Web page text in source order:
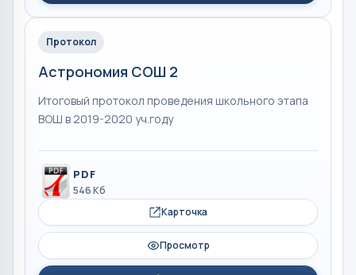
Протокол
Астрономия СОШ 2
Итоговый протокол проведения школьного этапа
ВОШ в 2019-2020 уч.году
PDF
546 Кб
Карточка
Просмотр